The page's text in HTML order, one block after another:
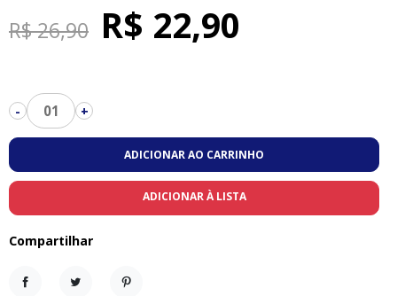
R$ 26,90 R$ 22,90
- 01 +
ADICIONAR AO CARRINHO
ADICIONAR À LISTA
Compartilhar